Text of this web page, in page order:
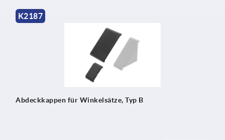
K2187
Abdeckkappen für Winkelsätze, Typ B